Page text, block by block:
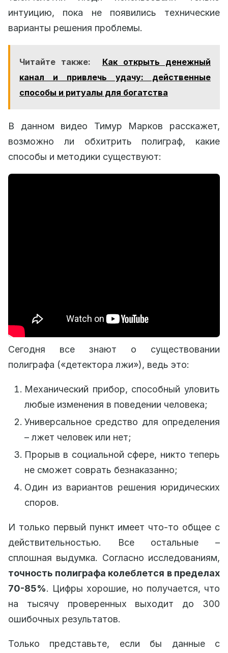
интуицию, пока не появились технические
варианты решения проблемы.
Читайте также:
Как открыть денежный
канал и привлечь удачу: действенные
способы и ритуалы для богатства
В данном видео Тимур Марков расскажет,
возможно ли обхитрить полиграф, какие
способы и методики существуют:
Сегодня все знают о существовании
полиграфа («детектора лжи»), ведь это:
Механический прибор, способный уловить
любые изменения в поведении человека;
Универсальное средство для определения
– лжет человек или нет;
Прорыв в социальной сфере, никто теперь
не сможет соврать безнаказанно;
Один из вариантов решения юридических
споров.
И только первый пункт имеет что-то общее с
действительностью. Все остальные –
сплошная выдумка. Согласно исследованиям,
точность полиграфа колеблется в пределах
70-85%. Цифры хорошие, но получается, что
на тысячу проверенных выходит до 300
ошибочных результатов.
Только представьте, если бы данные с